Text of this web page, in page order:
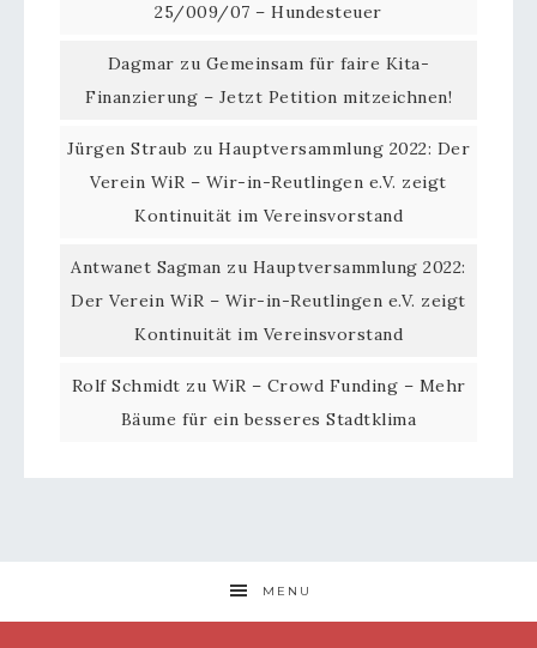
25/009/07 – Hundesteuer
Dagmar zu Gemeinsam für faire Kita-
Finanzierung – Jetzt Petition mitzeichnen!
Jürgen Straub zuHauptversammlung 2022: Der
Verein WiR – Wir-in-Reutlingen e.V. zeigt
Kontinuität im Vereinsvorstand
Antwanet Sagman zu Hauptversammlung 2022:
Der Verein WiR – Wir-in-Reutlingen e.V. zeigt
Kontinuität im Vereinsvorstand
Rolf Schmidt zu WiR – Crowd Funding – Mehr
Bäume für ein besseres Stadtklima
MENU